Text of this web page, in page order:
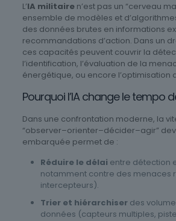
L’IA militairen’est pas un “cerveau
ensemble de modèles et
des données brutes en informations
recommandations d’action. Dans un
ces capacités peuvent couvrir la
l’identification, l’évaluation de la
énergétique, ou encore l’optimisation
Pourquoi l’IA change le tempo
Dans une confrontation moderne, la
“observer–orienter–décider–agir”
embarquée permet de :
Réduire le délai entre détection
notamment contre des menaces
intercepteurs).
Trier et hiérarchiserdes
données (capteurs multiples,